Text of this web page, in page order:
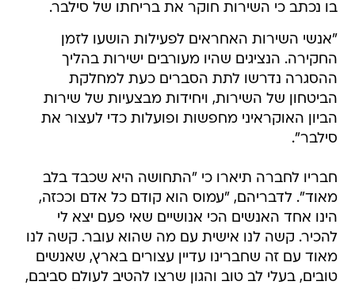
בו נכתב כי השירות חוקר את בריחתו של סילבר.
"אנשי השירות האחראים לפעילות הושעו לזמן
החקירה. הנציגים שהיו מעורבים ישירות בהליך
ההסגרה נדרשו לתת הסברים כעת למחלקת
הביטחון של השירות, ויחידות מבצעיות של שירות
הביון האוקראיני מחפשות ופועלות כדי לעצור את
סילבר".
חבריו לחברה תיארו כי "התחושה היא שכבד בלב
מאוד". לדבריהם, "עמוס הוא קודם כל אדם וככזה,
הינו אחד האנשים הכי אנושיים שאי פעם יצא לי
להכיר. קשה לנו אישית עם מה שהוא עובר. קשה לנו
מאוד עם זה שחברינו עדיין עצורים בארץ, שאנשים
טובים, בעלי לב טוב והגון שרצו להטיב לעולם סביבם,